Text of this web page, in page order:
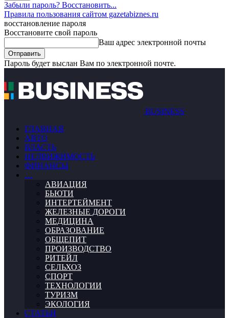
Забыли пароль? Восстановить...
Правила пользования сайтом gazetabiznes.ru
восстановление пароля
Восстановите свой пароль
Ваш адрес электронной почты
Пароль будет выслан Вам по электронной почте.
BUSINESS
ГЛАВНАЯ
АВТО
ВЛАСТЬ
НЕДВИЖИМОСТЬ
ФИНАНСЫ
…
АВИАЦИЯ
БЬЮТИ
ИНТЕРТЕЙМЕНТ
ЖЕЛЕЗНЫЕ ДОРОГИ
МЕДИЦИНА
ОБРАЗОВАНИЕ
ОБЩЕПИТ
ПРОИЗВОДСТВО
РИТЕЙЛ
СЕЛЬХОЗ
СПОРТ
ТЕХНОЛОГИИ
ТУРИЗМ
ЭКОЛОГИЯ
СТАТЬИ